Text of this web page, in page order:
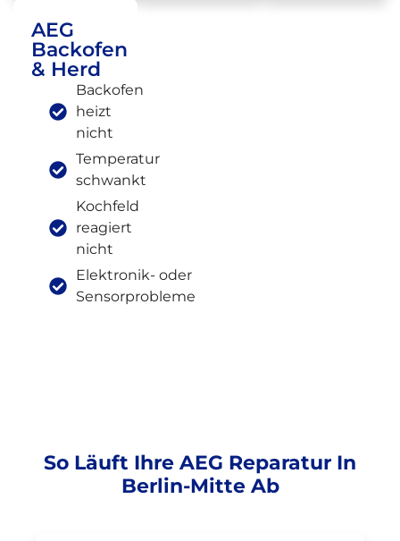
AEG
Backofen
& Herd
Backofen
heizt
nicht
Temperatur
schwankt
Kochfeld
reagiert
nicht
Elektronik- oder
Sensorprobleme
So Läuft Ihre AEG Reparatur In
Berlin-Mitte Ab